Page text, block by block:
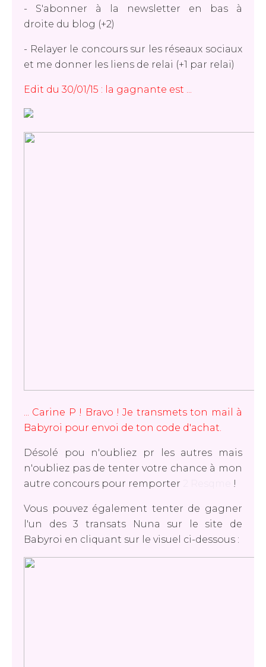
- S'abonner à la newsletter en bas à
droite du blog (+2)
- Relayer le concours sur les réseaux sociaux
et me donner les liens de relai (+1 par relai)
Edit du 30/01/15 : la gagnante est ...
... Carine P ! Bravo ! Je transmets ton mail à
Babyroi pour envoi de ton code d'achat.
Désolé pou n'oubliez pr les autres mais
n'oubliez pas de tenter votre chance à mon
autre concours pour remporter
!
Vous pouvez également tenter de gagner
l'un des 3 transats Nuna sur le site de
Babyroi en cliquant sur le visuel ci-dessous :